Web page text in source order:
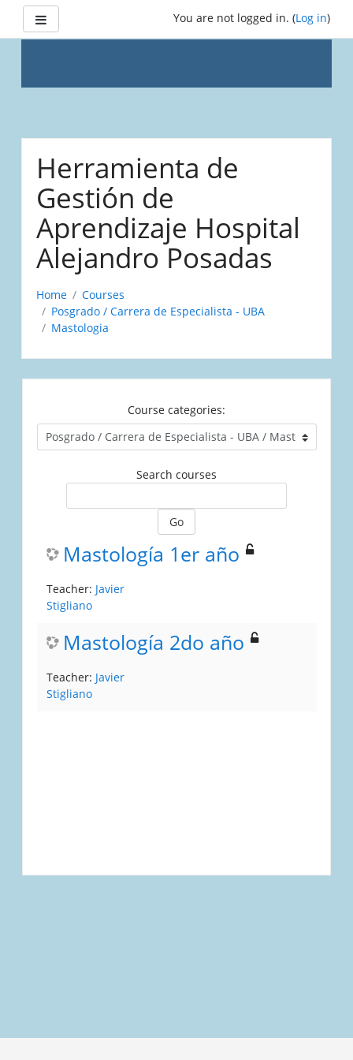
You are not logged in. (Log in)
Herramienta de
Gestión de
Aprendizaje Hospital
Alejandro Posadas
Home
Courses
Posgrado / Carrera de Especialista - UBA
Mastologia
Course categories:
Search courses
Go
Mastología 1er año
Teacher: Javier
Stigliano
Mastología 2do año
Teacher: Javier
Stigliano